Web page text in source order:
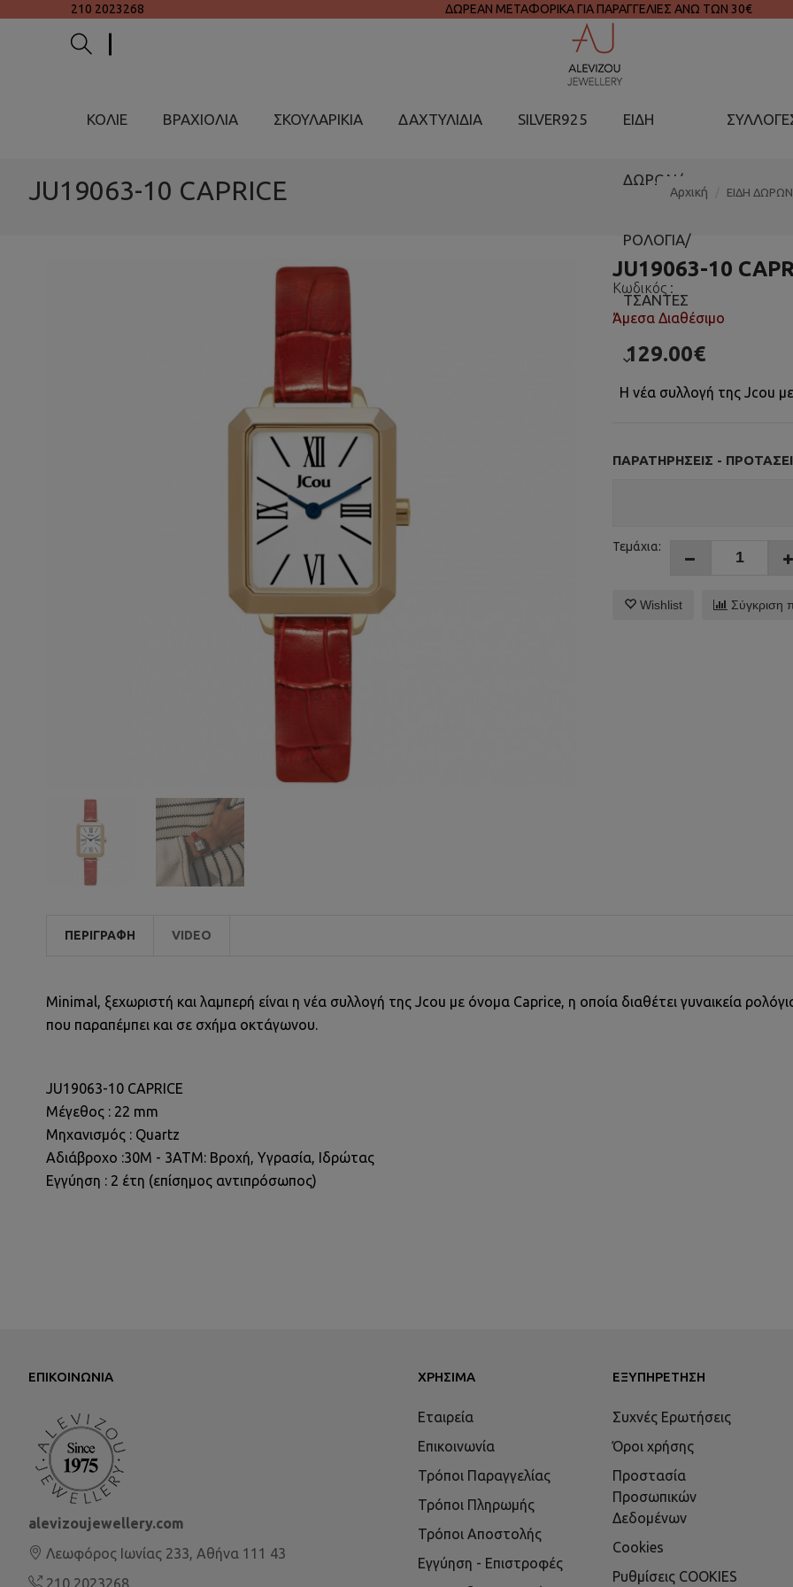
210 2023268 ΔΩΡΕΑΝ ΜΕΤΑΦΟΡΙΚΑ ΓΙΑ ΠΑΡΑΓΓΕΛΙΕΣ ΑΝΩ ΤΩΝ 30€
ΚΟΛΙΕ ΒΡΑΧΙΟΛΙΑ ΣΚΟΥΛΑΡΙΚΙΑ ΔΑΧΤΥΛΙΔΙΑ SILVER925 ΕΙΔΗ
ΔΩΡΩΝ/
ΡΟΛΟΓΙΑ/
ΤΣΑΝΤΕΣ
JU19063-10 CAPRICE Αρχική ΕΙΔΗ
JU19063-10
Κωδικός :
Άμεσα Διαθέσιμο
129.00€
Η νέα συλλογή της Jcou
ΠΑΡΑΤΗΡΉΣΕΙΣ -
Τεμάχια:
Wishlist Σύγκριση
ΠΕΡΙΓΡΑΦΉ VIDEO
Minimal, ξεχωριστή και λαμπερή είναι η νέα συλλογή της Jcou με όνομα Caprice, η οποία διαθέτει γυναικεία
που παραπέμπει και σε σχήμα οκτάγωνου.
JU19063-10 CAPRICE
Μέγεθος : 22 mm
Μηχανισμός : Quartz
Αδιάβροχο :30M - 3ΑΤΜ: Βροχή, Υγρασία, Ιδρώτας
Εγγύηση : 2 έτη (επίσημος αντιπρόσωπος)
ΕΠΙΚΟΙΝΩΝΊΑ
alevizoujewellery.com
Λεωφόρος Ιωνίας 233, Αθήνα 111 43
210 2023268
ΧΡΉΣΙΜΑ
Εταιρεία
Επικοινωνία
Τρόποι Παραγγελίας
Τρόποι Πληρωμής
Τρόποι Αποστολής
Εγγύηση - Επιστροφές
ΕΞΥΠΗΡΈΤΗΣΗ
Συχνές Ερωτήσεις
Όροι χρήσης
Προστασία
Προσωπικών
Δεδομένων
Cookies
Ρυθμίσεις COOKIES